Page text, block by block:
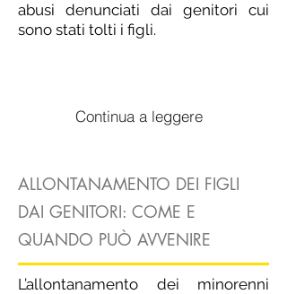
abusi denunciati dai genitori cui
sono stati tolti i figli.
Continua a leggere
ALLONTANAMENTO DEI FIGLI
DAI GENITORI: COME E
QUANDO PUÒ AVVENIRE
L’allontanamento dei minorenni